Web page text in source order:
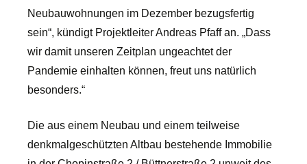
Neubauwohnungen im Dezember bezugsfertig
sein“, kündigt Projektleiter Andreas Pfaff an. „Dass
wir damit unseren Zeitplan ungeachtet der
Pandemie einhalten können, freut uns natürlich
besonders.“
Die aus einem Neubau und einem teilweise
denkmalgeschützten Altbau bestehende Immobilie